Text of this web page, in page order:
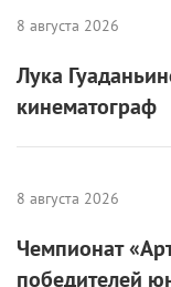
8 августа 2026
Лука
кинематограф
8 августа 2026
Чемпионат
победителей